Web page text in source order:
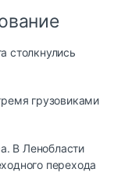
столкнулись
грузовиками
В Ленобласти
перехода